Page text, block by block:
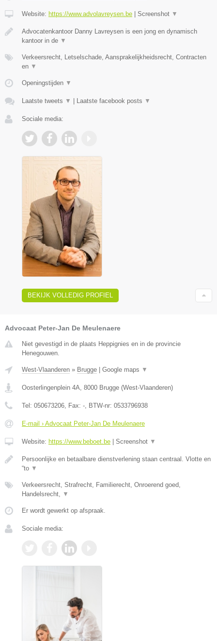
Website: https://www.advolavreysen.be Screenshot ▼
Advocatenkantoor Danny Lavreysen is een jong en dynamisch
kantoor in de ▼
Verkeersrecht, Letselschade, Aansprakelijkheidsrecht, Contracten
en ▼
Openingstijden ▼
Laatste tweets ▼ Laatste facebook posts ▼
Sociale media:
BEKIJK VOLLEDIG PROFIEL
Advocaat Peter-Jan De Meulenaere
Niet gevestigd in de plaats Heppignies en in de provincie
Henegouwen.
West-Vlaanderen » Brugge Google maps ▼
Oosterlingenplein 4A 8000 Brugge (West-Vlaanderen)
Tel: 050673206 , Fax: - , BTW-nr: 0533796938
E-mail › Advocaat Peter-Jan De Meulenaere
Website: https://www.beboet.be Screenshot ▼
Persoonlijke en betaalbare dienstverlening staan centraal. Vlotte en
“to ▼
Verkeersrecht, Strafrecht, Familierecht, Onroerend goed,
Handelsrecht,
▼
Er wordt gewerkt op afspraak.
Sociale media: